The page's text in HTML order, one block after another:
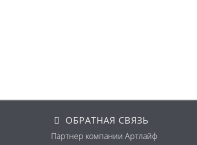
ОБРАТНАЯ СВЯЗЬ
Партнер компании Артлайф